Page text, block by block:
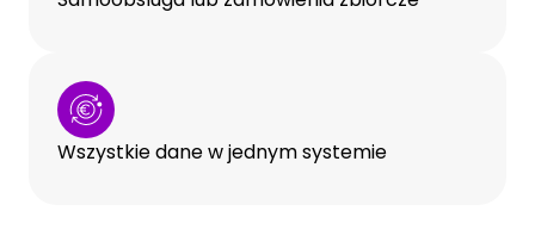
Wszystkie dane w jednym systemie